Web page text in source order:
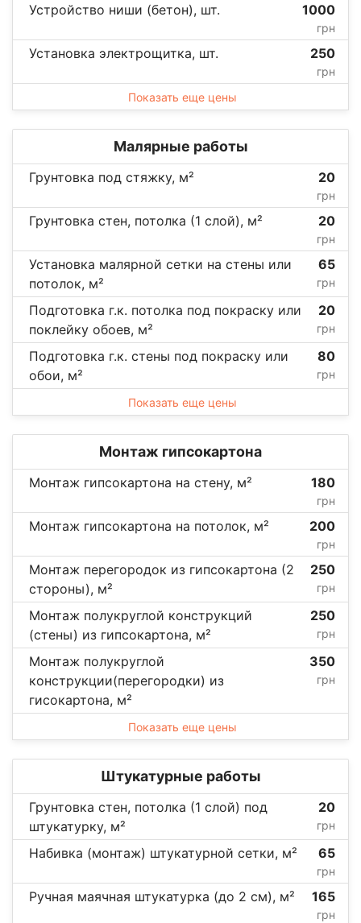
Устройство ниши (бетон), шт. 1000
грн
Установка электрощитка, шт. 250
грн
Показать еще цены
Малярные работы
Грунтовка под стяжку, м² 20
грн
Грунтовка стен, потолка (1 слой), м² 20
грн
Установка малярной сетки на стены или
потолок, м²
65
грн
Подготовка г.к. потолка под покраску или
поклейку обоев, м²
20
грн
Подготовка г.к. стены под покраску или
обои, м²
80
грн
Показать еще цены
Монтаж гипсокартона
Монтаж гипсокартона на стену, м² 180
грн
Монтаж гипсокартона на потолок, м² 200
грн
Монтаж перегородок из гипсокартона (2
стороны), м²
250
грн
Монтаж полукруглой конструкций
(стены) из гипсокартона, м²
250
грн
Монтаж полукруглой
конструкции(перегородки) из
гисокартона, м²
350
грн
Показать еще цены
Штукатурные работы
Грунтовка стен, потолка (1 слой) под
штукатурку, м²
20
грн
Набивка (монтаж) штукатурной сетки, м² 65
грн
Ручная маячная штукатурка (до 2 см), м² 165
грн